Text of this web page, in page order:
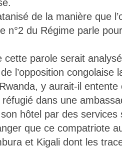
de la manière que
n°2 du Régime parle
cette parole serait
l’opposition congolaise
y aurait-il entente
réfugié dans une
hôtel par des services
que ce compatriote
et Kigali dont les